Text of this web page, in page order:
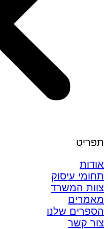
תפריט
אודות
תחומי עיסוק
צוות המשרד
מאמרים
הספרים שלנו
צור קשר